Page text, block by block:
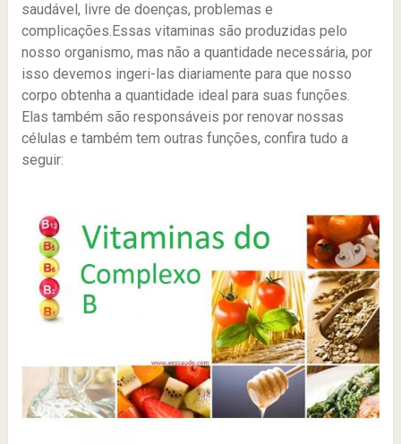
saudável, livre de doenças, problemas e
complicações.Essas vitaminas são produzidas pelo
nosso organismo, mas não a quantidade necessária, por
isso devemos ingeri-las diariamente para que nosso
corpo obtenha a quantidade ideal para suas funções.
Elas também são responsáveis por renovar nossas
células e também tem outras funções, confira tudo a
seguir: